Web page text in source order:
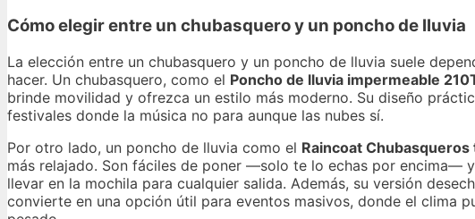
Cómo elegir entre un chubasquero y un poncho de lluvia
La elección entre un chubasquero y un poncho de lluvia suele
hacer. Un chubasquero, como el Poncho de lluvia impermeable
brinde movilidad y ofrezca un estilo más moderno. Su diseño
festivales donde la música no para aunque las nubes sí.
Por otro lado, un poncho de lluvia como el Raincoat
más relajado. Son fáciles de poner —solo te lo echas por encima—
llevar en la mochila para cualquier salida. Además, su versión
convierte en una opción útil para eventos masivos, donde el clima